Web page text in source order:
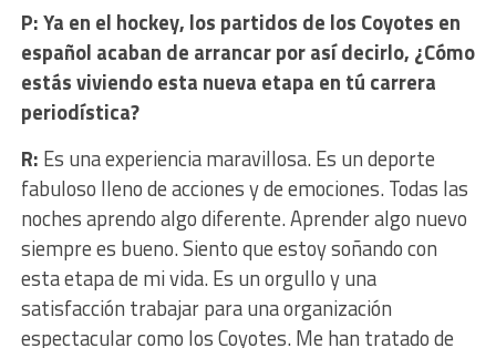
P: Ya en el hockey, los partidos de los Coyotes en
español acaban de arrancar por así decirlo, ¿Cómo
estás viviendo esta nueva etapa en tú carrera
periodística?
R: Es una experiencia maravillosa. Es un deporte
fabuloso lleno de acciones y de emociones. Todas las
noches aprendo algo diferente. Aprender algo nuevo
siempre es bueno. Siento que estoy soñando con
esta etapa de mi vida. Es un orgullo y una
satisfacción trabajar para una organización
espectacular como los Coyotes. Me han tratado de